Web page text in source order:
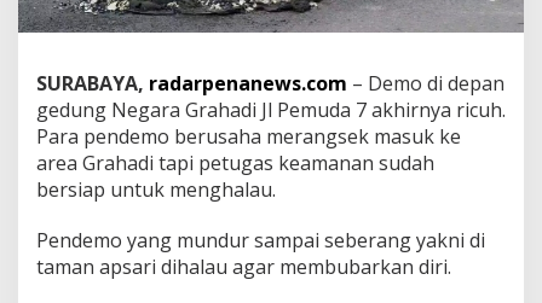
o
l
s
i
B
u
b
a
k
a
n
SURABAYA, radarpenanews.com – Demo di depan
gedung Negara Grahadi Jl Pemuda 7 akhirnya ricuh.
Para pendemo berusaha merangsek masuk ke
area Grahadi tapi petugas keamanan sudah
bersiap untuk menghalau.
Pendemo yang mundur sampai seberang yakni di
taman apsari dihalau agar membubarkan diri.